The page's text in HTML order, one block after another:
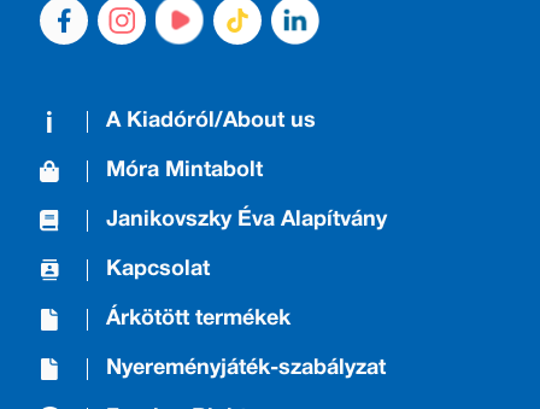
A Kiadóról/About us
Móra Mintabolt
Janikovszky Éva Alapítvány
Kapcsolat
Árkötött termékek
Nyereményjáték-szabályzat